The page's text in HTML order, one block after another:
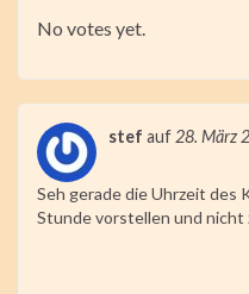
Submit Rating
No votes yet.
stef auf 28. März
Seh gerade die Uhrzeit des
Stunde vorstellen und nicht